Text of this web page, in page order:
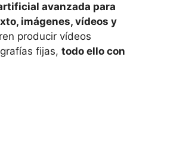
avanzada para
imágenes, vídeos y
producir vídeos
fijas, todo ello con